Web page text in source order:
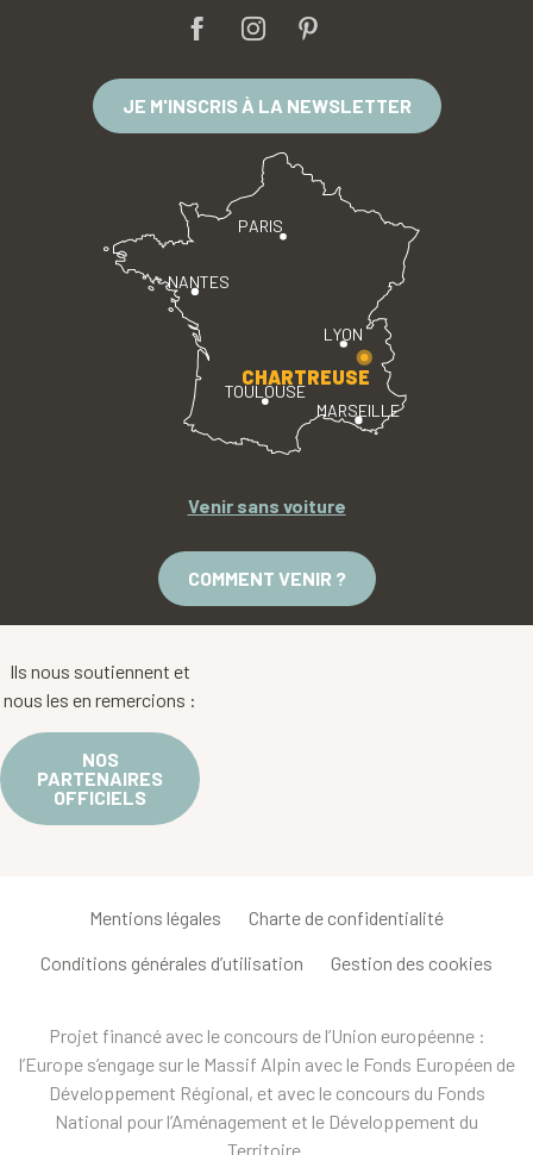
JE M'INSCRIS À LA NEWSLETTER
PARIS
LYON
TOULOUSE
MARSEILLE
NANTES
CHARTREUSE
Venir sans voiture
COMMENT VENIR ?
Ils nous soutiennent et
nous les en remercions :
NOS
PARTENAIRES
OFFICIELS
Mentions légales Charte de confidentialité
Conditions générales d’utilisation Gestion des cookies
Projet financé avec le concours de l’Union européenne :
l’Europe s’engage sur le Massif Alpin avec le Fonds Européen de
Développement Régional, et avec le concours du Fonds
National pour l’Aménagement et le Développement du
Territoire.